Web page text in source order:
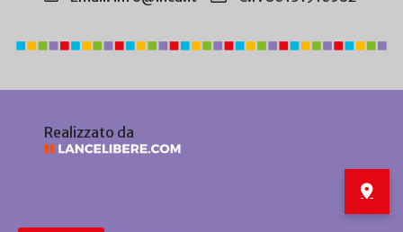
Realizzato da